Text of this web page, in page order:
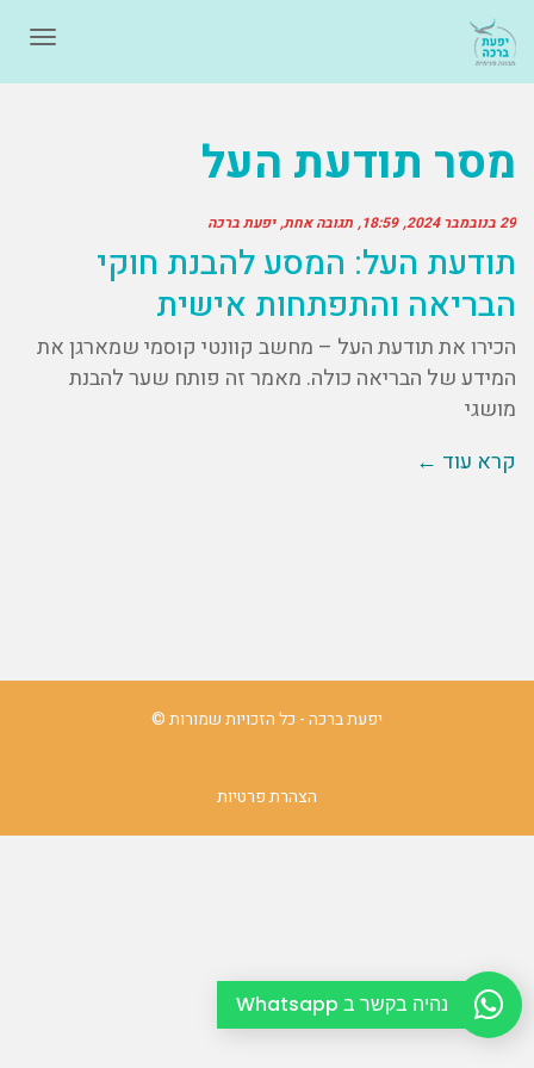
מסר תודעת העל
29 בנובמבר 2024 18:59 תגובה אחת יפעת ברכה
תודעת העל: המסע להבנת חוקי
הבריאה והתפתחות אישית
הכירו את תודעת העל – מחשב קוונטי קוסמי שמארגן את
המידע של הבריאה כולה. מאמר זה פותח שער להבנת
מושגי
קרא עוד ←
יפעת ברכה - כל הזכויות שמורות ©
הצהרת פרטיות
נהיה בקשר ב Whatsapp